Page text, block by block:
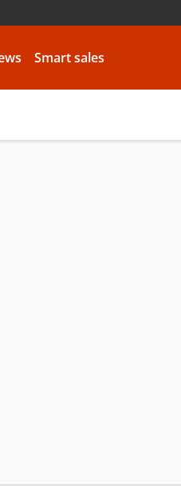
Smart sales